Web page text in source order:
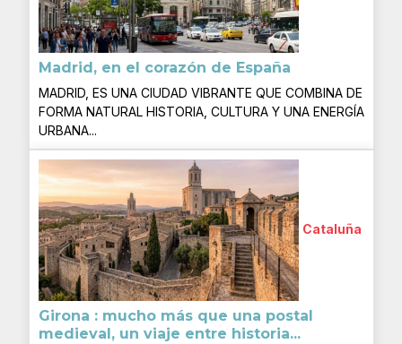
Madrid, en el corazón de España
MADRID, ES UNA CIUDAD VIBRANTE QUE COMBINA DE
FORMA NATURAL HISTORIA, CULTURA Y UNA ENERGÍA
URBANA...
Cataluña
Girona : mucho más que una postal
medieval, un viaje entre historia...